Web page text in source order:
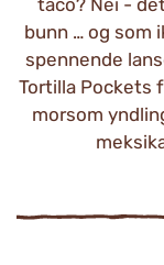
taco? Nei -
bunn … og som
spennende
Tortilla Pockets
morsom